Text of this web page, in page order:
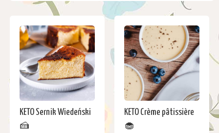
KETO Sernik Wiedeński
🍰
KETO Crème pâtissière
🧁